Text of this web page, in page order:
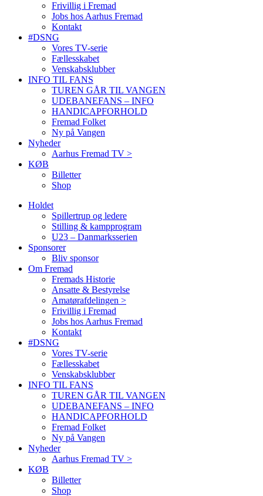
Frivillig i Fremad
Jobs hos Aarhus Fremad
Kontakt
#DSNG
Vores TV-serie
Fællesskabet
Venskabsklubber
INFO TIL FANS
TUREN GÅR TIL VANGEN
UDEBANEFANS – INFO
HANDICAPFORHOLD
Fremad Folket
Ny på Vangen
Nyheder
Aarhus Fremad TV >
KØB
Billetter
Shop
Holdet
Spillertrup og ledere
Stilling & kampprogram
U23 – Danmarksserien
Sponsorer
Bliv sponsor
Om Fremad
Fremads Historie
Ansatte & Bestyrelse
Amatørafdelingen >
Frivillig i Fremad
Jobs hos Aarhus Fremad
Kontakt
#DSNG
Vores TV-serie
Fællesskabet
Venskabsklubber
INFO TIL FANS
TUREN GÅR TIL VANGEN
UDEBANEFANS – INFO
HANDICAPFORHOLD
Fremad Folket
Ny på Vangen
Nyheder
Aarhus Fremad TV >
KØB
Billetter
Shop